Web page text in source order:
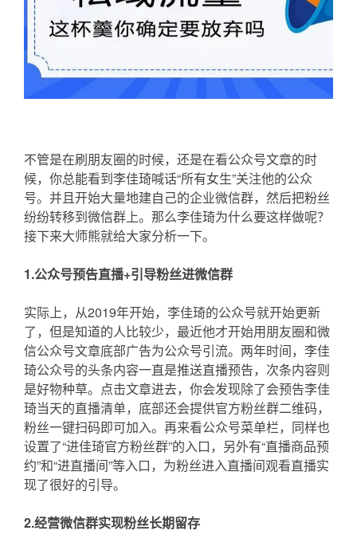
不管是在刷朋友圈的时候，还是在看公众号文章的时
候，你总能看到李佳琦喊话“所有女生”关注他的公众
号。并且开始大量地建自己的企业微信群，然后把粉丝
纷纷转移到微信群上。那么李佳琦为什么要这样做呢？
接下来大师熊就给大家分析一下。
1.公众号预告直播+引导粉丝进微信群
实际上，从2019年开始，李佳琦的公众号就开始更新
了，但是知道的人比较少，最近他才开始用朋友圈和微
信公众号文章底部广告为公众号引流。两年时间，李佳
琦公众号的头条内容一直是推送直播预告，次条内容则
是好物种草。点击文章进去，你会发现除了会预告李佳
琦当天的直播清单，底部还会提供官方粉丝群二维码，
粉丝一键扫码即可加入。再来看公众号菜单栏，同样也
设置了“进佳琦官方粉丝群”的入口，另外有“直播商品预
约”和“进直播间”等入口，为粉丝进入直播间观看直播实
现了很好的引导。
2.经营微信群实现粉丝长期留存